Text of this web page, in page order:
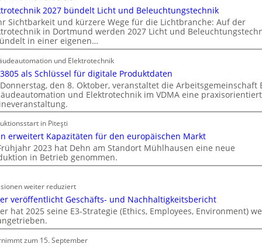
t
i
n
d
e
r
I
m
m
o
b
i
l
i
n
w
i
C
i
p
r
a
l
e
U
n
t
r
g
r
ü
n
2027 bündelt Licht und Beleuchtungstechnik
Sichtbarkeit und kürzere Wege für die Lichtbranche: Auf der
in Dortmund werden 2027 Licht und
in einer eigenen…
und Elektrotechnik
als Schlüssel für digitale Produktdaten
den 8. Oktober, veranstaltet die Arbeitsgemeinschaft
und Elektrotechnik im VDMA eine
in Piteşti
erweitert Kapazitäten für den europäischen Markt
2023 hat Dehn am Standort Mühlhausen eine neue
in Betrieb genommen.
weiter reduziert
veröffentlicht Geschäfts- und Nachhaltigkeitsbericht
hat 2025 seine E3-Strategie (Ethics, Employees, Environment)
zum 15. September